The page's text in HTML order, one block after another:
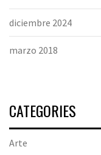
diciembre 2024
marzo 2018
CATEGORIES
Arte